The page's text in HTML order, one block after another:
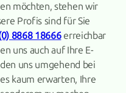
möchten, stehen wir
Profis sind für Sie
8868 18666erreichbar
uns auch auf Ihre E-
uns umgehend bei
kaum erwarten, Ihre